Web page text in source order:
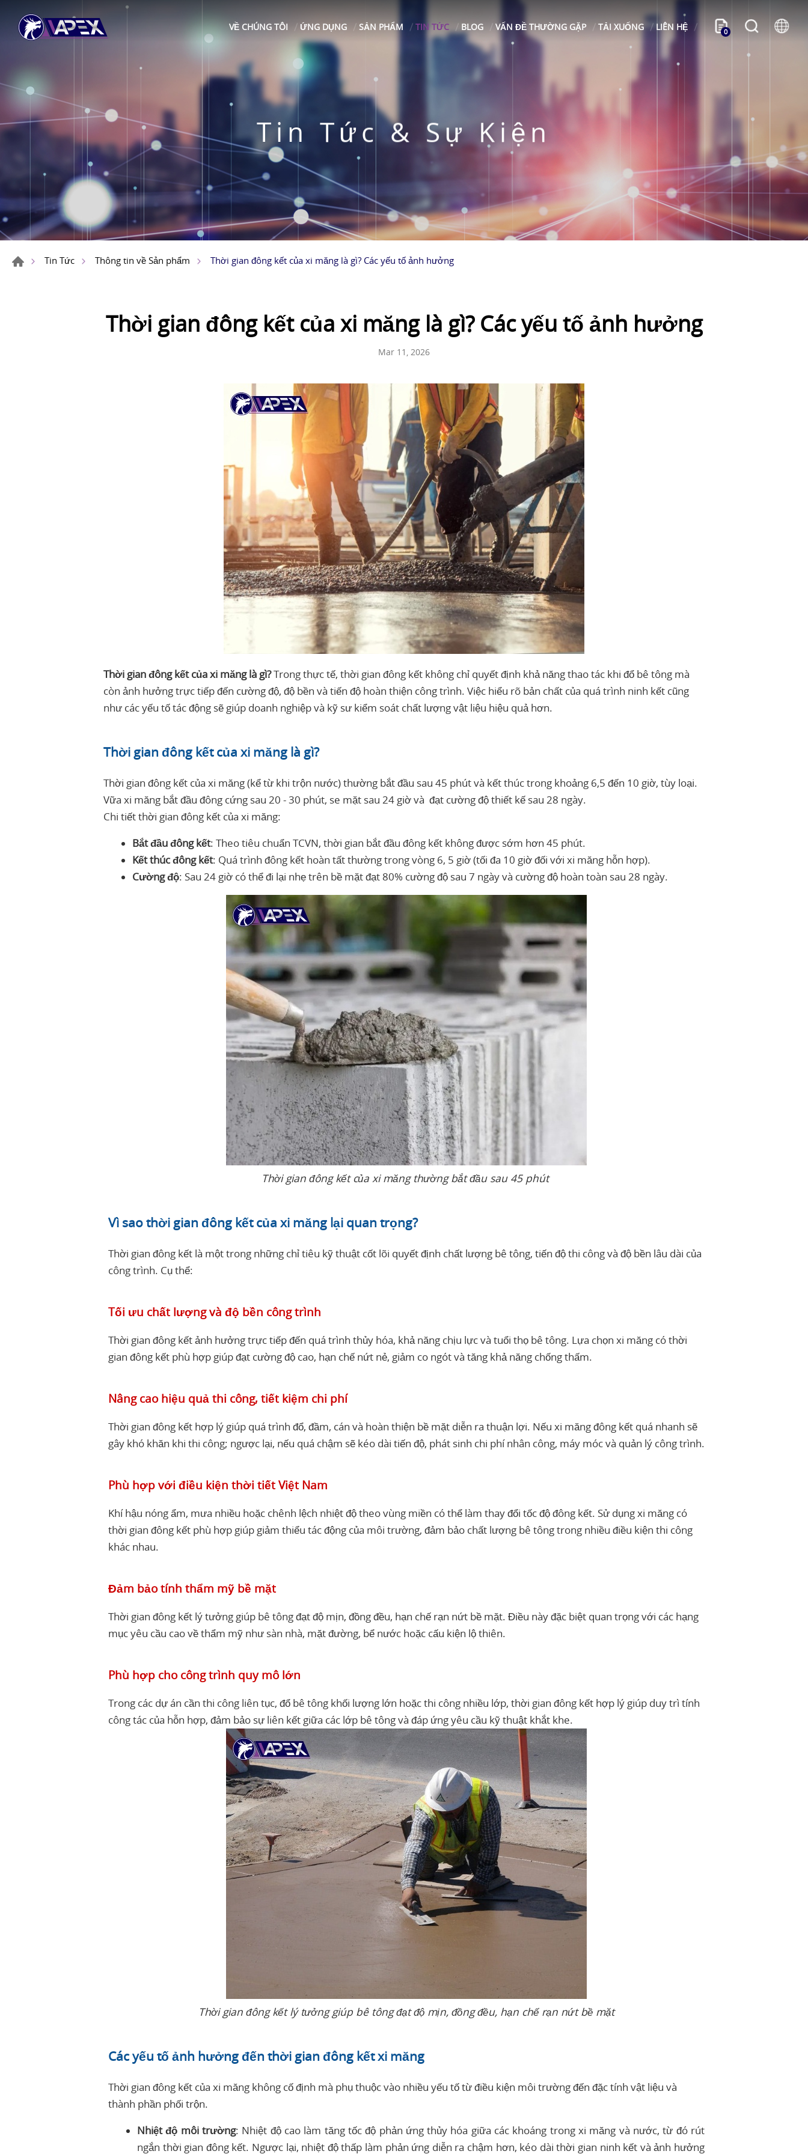
VỀ CHÚNG TÔI ỨNG DỤNG SẢN PHẨM TIN TỨC BLOG VẤN ĐỀ THƯỜNG GẶP TẢI XUỐNG LIÊN HỆ 0
Tin Tức & Sự Kiện
Tin Tức Thông tin về Sản phẩm Thời gian đông kết của xi măng là gì? Các yếu tố ảnh hưởng
Thời gian đông kết của xi măng là gì? Các yếu tố ảnh hưởng
Mar 11, 2026
Thời gian đông kết của xi măng là gì?Trong thực tế, thời gian đông kết không chỉ quyết định khả năng thao tác khi đổ bê tông mà
còn ảnh hưởng trực tiếp đến cường độ, độ bền và tiến độ hoàn thiện công trình. Việc hiểu rõ bản chất của quá trình ninh kết cũng
như các yếu tố tác động sẽ giúp doanh nghiệp và kỹ sư kiểm soát chất lượng vật liệu hiệu quả hơn.
Thời gian đông kết của xi măng là gì?
Thời gian đông kết của xi măng (kể từ khi trộn nước) thường bắt đầu sau 45 phút và kết thúc trong khoảng 6,5 đến 10 giờ, tùy loại.
Vữa xi măng bắt đầu đông cứng sau 20 - 30 phút, se mặt sau 24 giờ và đạt cường độ thiết kế sau 28 ngày.
Chi tiết thời gian đông kết của xi măng:
Bắt đầu đông kết: Theo tiêu chuẩn TCVN, thời gian bắt đầu đông kết không được sớm hơn 45 phút.
Kết thúc đông kết: Quá trình đông kết hoàn tất thường trong vòng 6, 5 giờ (tối đa 10 giờ đối với xi măng hỗn hợp).
Cường độ: Sau 24 giờ có thể đi lại nhẹ trên bề mặt đạt 80% cường độ sau 7 ngày và cường độ hoàn toàn sau 28 ngày.
Thời gian đông kết của xi măng thường bắt đầu sau 45 phút
Vì sao thời gian đông kết của xi măng lại quan trọng?
Thời gian đông kết là một trong những chỉ tiêu kỹ thuật cốt lõi quyết định chất lượng bê tông, tiến độ thi công và độ bền lâu dài của
công trình. Cụ thể:
Tối ưu chất lượng và độ bền công trình
Thời gian đông kết ảnh hưởng trực tiếp đến quá trình thủy hóa, khả năng chịu lực và tuổi thọ bê tông. Lựa chọn xi măng có thời
gian đông kết phù hợp giúp đạt cường độ cao, hạn chế nứt nẻ, giảm co ngót và tăng khả năng chống thấm.
Nâng cao hiệu quả thi công, tiết kiệm chi phí
Thời gian đông kết hợp lý giúp quá trình đổ, đầm, cán và hoàn thiện bề mặt diễn ra thuận lợi. Nếu xi măng đông kết quá nhanh sẽ
gây khó khăn khi thi công; ngược lại, nếu quá chậm sẽ kéo dài tiến độ, phát sinh chi phí nhân công, máy móc và quản lý công trình.
Phù hợp với điều kiện thời tiết Việt Nam
Khí hậu nóng ẩm, mưa nhiều hoặc chênh lệch nhiệt độ theo vùng miền có thể làm thay đổi tốc độ đông kết. Sử dụng xi măng có
thời gian đông kết phù hợp giúp giảm thiểu tác động của môi trường, đảm bảo chất lượng bê tông trong nhiều điều kiện thi công
khác nhau.
Đảm bảo tính thẩm mỹ bề mặt
Thời gian đông kết lý tưởng giúp bê tông đạt độ mịn, đồng đều, hạn chế rạn nứt bề mặt. Điều này đặc biệt quan trọng với các hạng
mục yêu cầu cao về thẩm mỹ như sàn nhà, mặt đường, bể nước hoặc cấu kiện lộ thiên.
Phù hợp cho công trình quy mô lớn
Trong các dự án cần thi công liên tục, đổ bê tông khối lượng lớn hoặc thi công nhiều lớp, thời gian đông kết hợp lý giúp duy trì tính
công tác của hỗn hợp, đảm bảo sự liên kết giữa các lớp bê tông và đáp ứng yêu cầu kỹ thuật khắt khe.
Thời gian đông kết lý tưởng giúp bê tông đạt độ mịn, đồng đều, hạn chế rạn nứt bề mặt
Các yếu tố ảnh hưởng đến thời gian đông kết xi măng
Thời gian đông kết của xi măng không cố định mà phụ thuộc vào nhiều yếu tố từ điều kiện môi trường đến đặc tính vật liệu và
thành phần phối trộn.
Nhiệt độ môi trường: Nhiệt độ cao làm tăng tốc độ phản ứng thủy hóa giữa các khoáng trong xi măng và nước, từ đó rút
ngắn thời gian đông kết. Ngược lại, nhiệt độ thấp làm phản ứng diễn ra chậm hơn, kéo dài thời gian ninh kết và ảnh hưởng